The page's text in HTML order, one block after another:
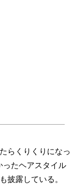
らくりくりになっ
ったヘアスタイル
披露している。